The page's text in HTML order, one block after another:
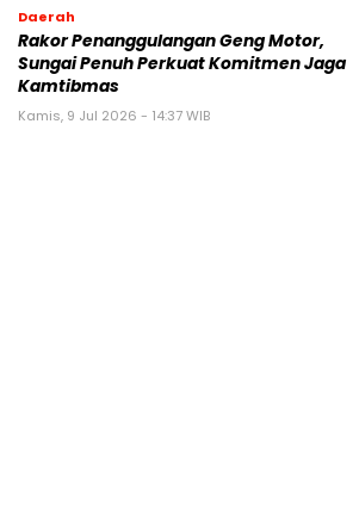
Daerah
Rakor Penanggulangan Geng Motor,
Sungai Penuh Perkuat Komitmen Jaga
Kamtibmas
Kamis, 9 Jul 2026 - 14:37 WIB